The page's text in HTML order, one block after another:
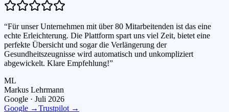
“Für unser Unternehmen mit über 80 Mitarbeitenden ist das eine
echte Erleichterung. Die Plattform spart uns viel Zeit, bietet eine
perfekte Übersicht und sogar die Verlängerung der
Gesundheitszeugnisse wird automatisch und unkompliziert
abgewickelt. Klare Empfehlung!”
ML
Markus Lehrmann
Google · Juli 2026
Google →Trustpilot →